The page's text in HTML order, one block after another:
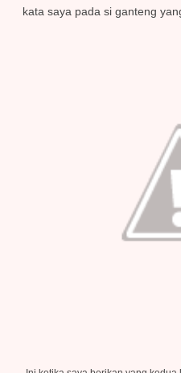
kata saya pada si ganteng